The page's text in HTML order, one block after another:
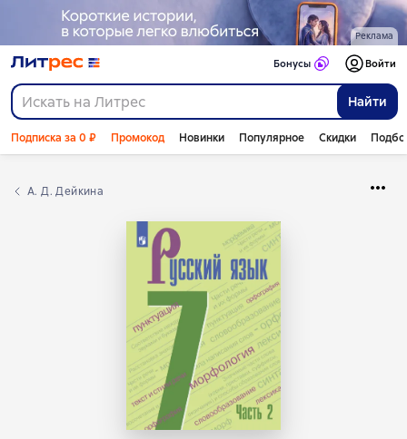
Реклама
Найти
Бонусы Войти
Подписка за 0 ₽ Промокод Новинки Популярное Скидки
А. Д. Дейкина